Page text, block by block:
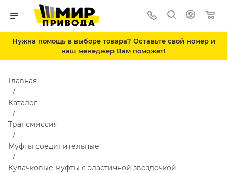
Нужна помощь в выборе товара? Оставьте свой номер и
наш менеджер Вам поможет!
Главная
Каталог
Трансмиссия
Муфты соединительные
Кулачковые муфты с эластичной звёздочкой